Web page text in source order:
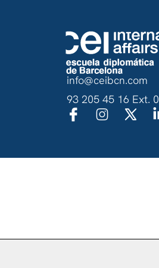
info@ceibcn.com
93 205 45 16 Ext. 0